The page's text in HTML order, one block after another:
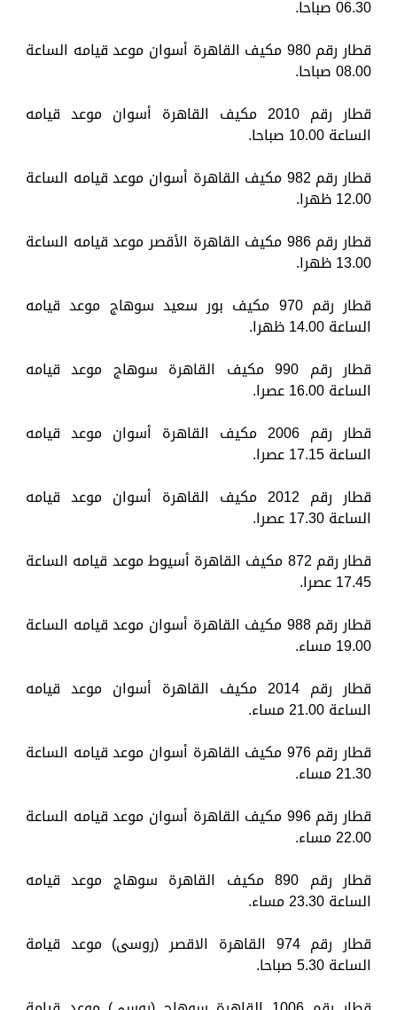
06.30 صباحا.
قطار رقم 980 مكيف القاهرة أسوان موعد قيامه الساعة
08.00 صباحا.
قطار رقم 2010 مكيف القاهرة أسوان موعد قيامه
الساعة 10.00 صباحا.
قطار رقم 982 مكيف القاهرة أسوان موعد قيامه الساعة
12.00 ظهرا.
قطار رقم 986 مكيف القاهرة الأقصر موعد قيامه الساعة
13.00 ظهرا.
قطار رقم 970 مكيف بور سعيد سوهاج موعد قيامه
الساعة 14.00 ظهرا.
قطار رقم 990 مكيف القاهرة سوهاج موعد قيامه
الساعة 16.00 عصرا.
قطار رقم 2006 مكيف القاهرة أسوان موعد قيامه
الساعة 17.15 عصرا.
قطار رقم 2012 مكيف القاهرة أسوان موعد قيامه
الساعة 17.30 عصرا.
قطار رقم 872 مكيف القاهرة أسيوط موعد قيامه الساعة
17.45 عصرا.
قطار رقم 988 مكيف القاهرة أسوان موعد قيامه الساعة
19.00 مساء.
قطار رقم 2014 مكيف القاهرة أسوان موعد قيامه
الساعة 21.00 مساء.
قطار رقم 976 مكيف القاهرة أسوان موعد قيامه الساعة
21.30 مساء.
قطار رقم 996 مكيف القاهرة أسوان موعد قيامه الساعة
22.00 مساء.
قطار رقم 890 مكيف القاهرة سوهاج موعد قيامه
الساعة 23.30 مساء.
قطار رقم 974 القاهرة الاقصر (روسى) موعد قيامة
الساعة 5.30 صباحا.